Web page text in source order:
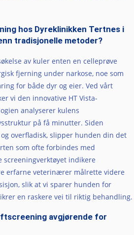
hos Dyreklinikken Tertnes i
tradisjonelle metoder?
av kuler enten en celleprøve
fjerning under narkose, noe som
for både dyr og eier. Ved vårt
vi den innovative HT Vista-
analyserer kulens
på få minutter. Siden
overfladisk, slipper hunden din det
som ofte forbindes med
indikere
erfarne veterinærer målrette videre
slik at vi sparer hunden for
en raskere vei til riktig behandling.
avgjørende for